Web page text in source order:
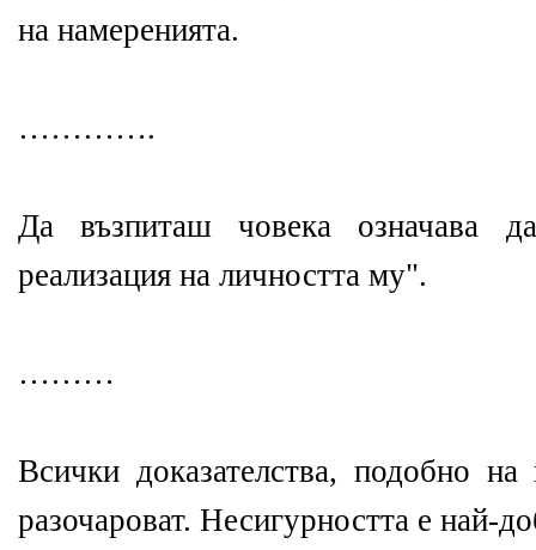
на намеренията.
………….
Да възпиташ човека означава
реализация на личността му".
………
Всички доказателства, подобно
разочароват. Несигурността е най-